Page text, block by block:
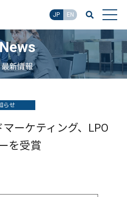
JP EN
最新情報
らせ
ーケティング、LPO
を受賞